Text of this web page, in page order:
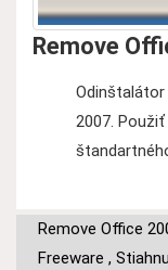
Remove
Odinštalátor
2007.
Remove Office
Freeware ,